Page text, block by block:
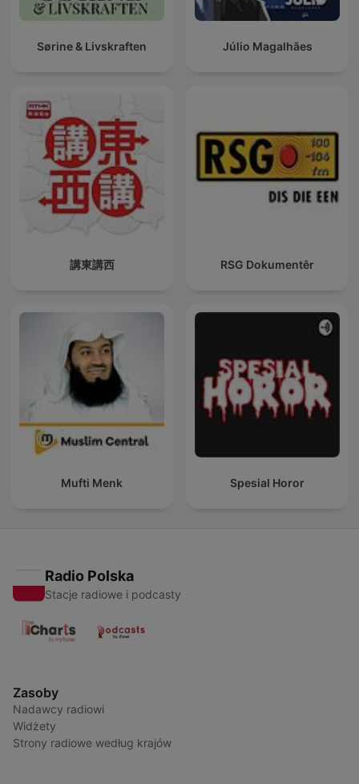
Sørine & Livskraften Júlio Magalhães
講東講西 RSG Dokumentêr
Mufti Menk Spesial Horor
Radio Polska
Stacje radiowe i podcasty
Zasoby
Nadawcy radiowi
Widżety
Strony radiowe według krajów